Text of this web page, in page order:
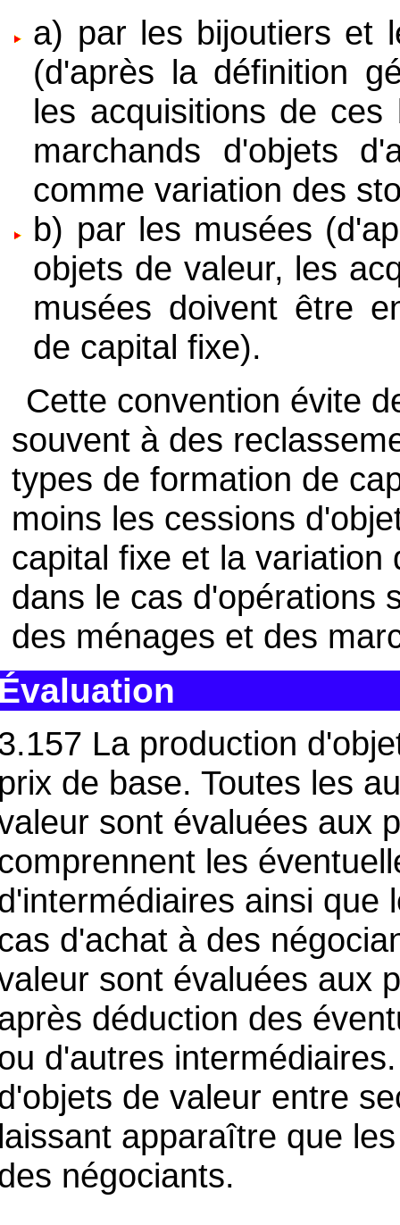
a) par les bijoutiers et
(d'après la définition
les acquisitions de
marchands d'objets
comme variation des
b) par les musées
objets de valeur, les
musées doivent être
de capital fixe).
Cette convention évite
souvent à des
types de formation de
moins les cessions
capital fixe et la
dans le cas d'opérations
des ménages et des
La production
de base. Toutes les
sont évaluées aux
les
ainsi que
d'achat à des
sont évaluées aux
déduction des
d'autres
de valeur entre
apparaître que
négociants.